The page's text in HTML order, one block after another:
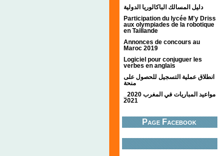
دليل المسالك الباكالوريا الدولية
Participation du lycée M'y Driss
aux olympiades de la robotique
en Taillande
Annonces de concours au
Maroc 2019
Logiciel pour conjuguer les
verbes en anglais
انطلاق عملية التسجيل للحصول على
منحة
2021
Page Facebook